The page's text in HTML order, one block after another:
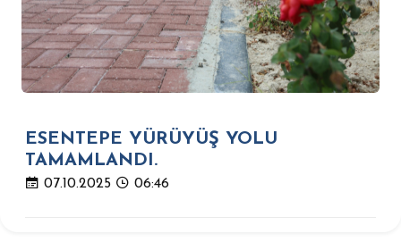
ESENTEPE YÜRÜYÜŞ YOLU
TAMAMLANDI.
07.10.2025 06:46